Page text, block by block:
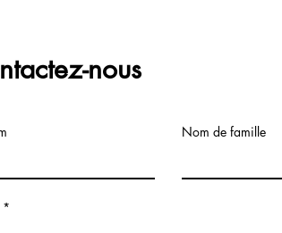
nous
Nom de famille